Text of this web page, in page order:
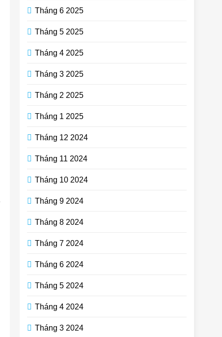
Tháng 6 2025
Tháng 5 2025
Tháng 4 2025
Tháng 3 2025
Tháng 2 2025
Tháng 1 2025
Tháng 12 2024
Tháng 11 2024
Tháng 10 2024
Tháng 9 2024
Tháng 8 2024
Tháng 7 2024
Tháng 6 2024
Tháng 5 2024
Tháng 4 2024
Tháng 3 2024